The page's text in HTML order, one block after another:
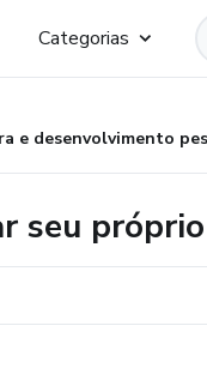
Categorias
e desenvolvimento
seu